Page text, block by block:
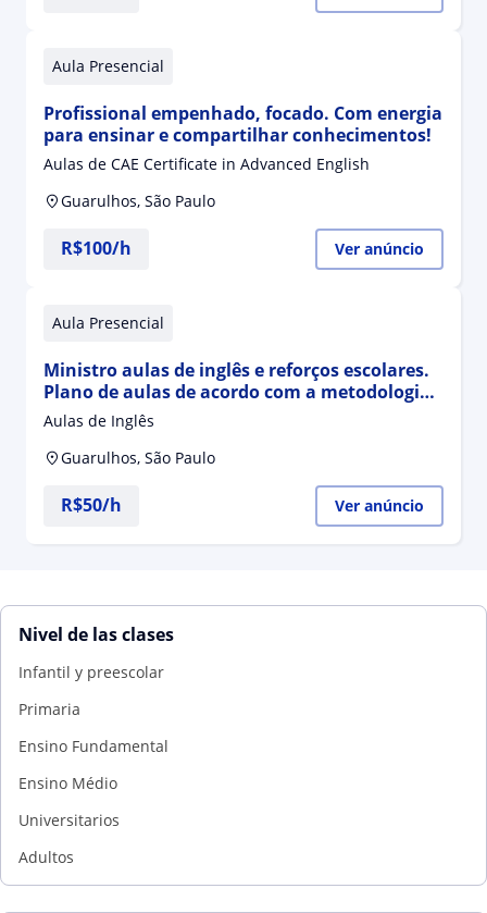
Aula Presencial
Profissional empenhado, focado. Com energia
para ensinar e compartilhar conhecimentos!
Aulas de CAE Certificate in Advanced English
Guarulhos, São Paulo
R$100/h Ver anúncio
Aula Presencial
Ministro aulas de inglês e reforços escolares.
Plano de aulas de acordo com a metodologia
da empresa e também de acordo com a
necessidade do aluno!
Aulas de Inglês
Guarulhos, São Paulo
R$50/h Ver anúncio
Nivel de las clases
Infantil y preescolar
Primaria
Ensino Fundamental
Ensino Médio
Universitarios
Adultos